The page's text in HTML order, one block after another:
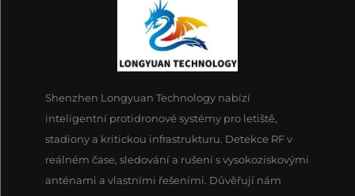
Shenzhen Longyuan Technology nabízí
inteligentní protidronové systémy pro letiště,
stadiony a kritickou infrastrukturu. Detekce RF v
reálném čase, sledování a rušení s vysokoziskovými
anténami a vlastními řešeními. Důvěřují nám